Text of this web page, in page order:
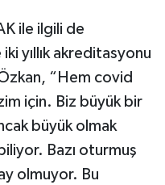
ile ilgili de
iki yıllık akreditasyonu
“Hem covid
için. Biz büyük bir
büyük olmak
Bazı oturmuş
olmuyor. Bu